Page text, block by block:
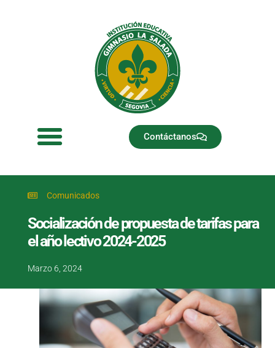
Contáctanos
Comunicados
Socialización de propuesta de tarifas para
el año lectivo 2024-2025
Marzo 6, 2024